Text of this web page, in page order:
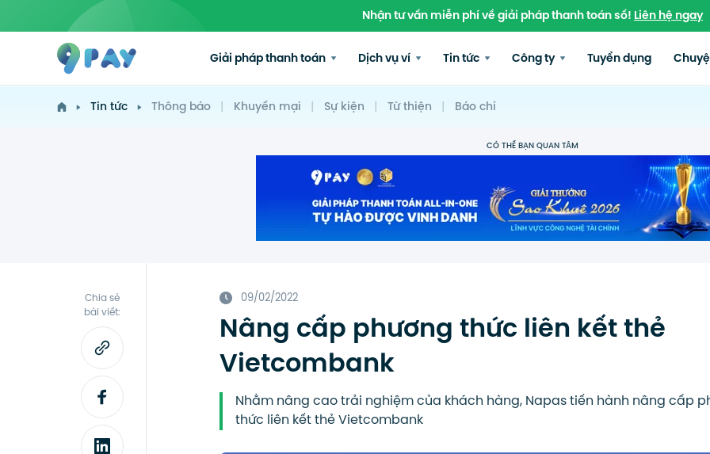
Nhận tư vấn miễn phí về giải pháp thanh toán số!Liên hệ ngay
Giải pháp thanh toán Dịch vụ ví Tin tức Công ty Tuyển dụng
Tin tức Thông báo | Khuyến mại | Sự kiện | Từ thiện | Báo chí
CÓ THỂ BẠN QUAN TÂM
Chia sẻ
bài viết:
09/02/2022
Nâng cấp phương thức liên kết thẻ
Vietcombank
Nhằm nâng cao trải nghiệm của khách hàng, Napas tiến hành nâng cấp
thức liên kết thẻ Vietcombank